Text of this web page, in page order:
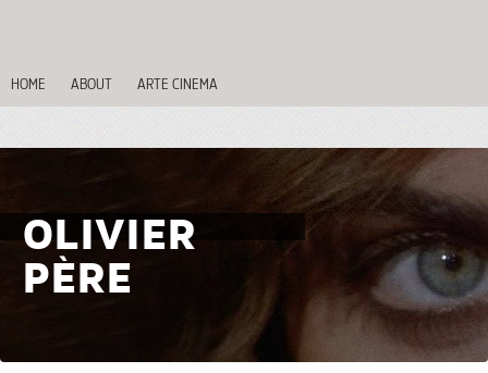
HOME ABOUT ARTE CINEMA
OLIVIER
PÈRE